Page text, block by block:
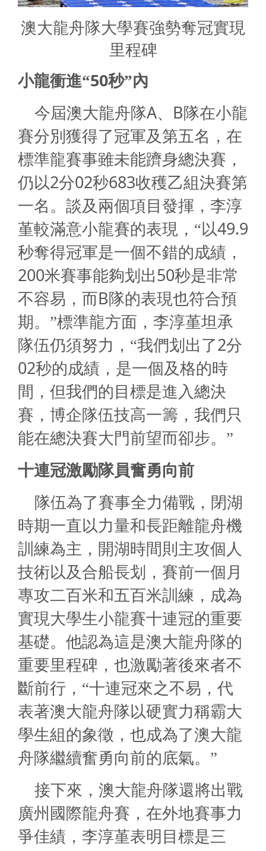
澳大龍舟隊大學賽強勢奪冠實現
里程碑
小龍衝進“50秒”內
今屆澳大龍舟隊A、 B隊在小龍
賽分別獲得了冠軍及第五名，在
標準龍賽事雖未能躋身總決賽，
仍以2分02秒683收穫乙組決賽第
一名。談及兩個項目發揮，李淳
堇較滿意小龍賽的表現，“以49.9
秒奪得冠軍是一個不錯的成績，
200米賽事能夠划出50秒是非常
不容易，而B隊的表現也符合預
期。”標準龍方面，李淳堇坦承
隊伍仍須努力，“我們划出了2分
02秒的成績，是一個及格的時
間，但我們的目標是進入總決
賽，博企隊伍技高一籌，我們只
能在總決賽大門前望而卻步。”
十連冠激勵隊員奮勇向前
隊伍為了賽事全力備戰，閉湖
時期一直以力量和長距離龍舟機
訓練為主，開湖時間則主攻個人
技術以及合船長划，賽前一個月
專攻二百米和五百米訓練，成為
實現大學生小龍賽十連冠的重要
基礎。他認為這是澳大龍舟隊的
重要里程碑，也激勵著後來者不
斷前行，“十連冠來之不易，代
表著澳大龍舟隊以硬實力稱霸大
學生組的象徵，也成為了澳大龍
舟隊繼續奮勇向前的底氣。”
接下來，澳大龍舟隊還將出戰
廣州國際龍舟賽，在外地賽事力
爭佳績，李淳堇表明目標是三